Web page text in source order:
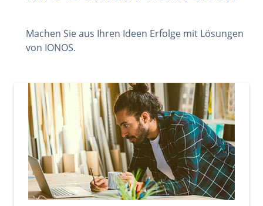
Machen Sie aus Ihren Ideen Erfolge mit Lösungen
von IONOS.